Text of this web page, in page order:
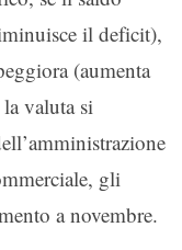
il deficit),
(aumenta
valuta si
gli
a novembre.